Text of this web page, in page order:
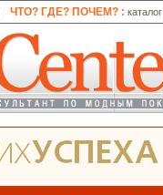
ЧТО? ГДЕ? ПОЧЕМ? : каталог